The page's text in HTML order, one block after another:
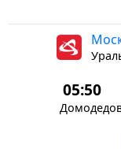
05:50